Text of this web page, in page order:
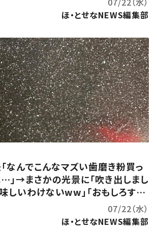
ほ・とせなNEWS編集部
なんでこんなマズい歯磨き粉買っ
…」→まさかの光景に「吹き出しまし
味しいわけないww」「おもしろすぎ
07/22（水）
ほ・とせなNEWS編集部